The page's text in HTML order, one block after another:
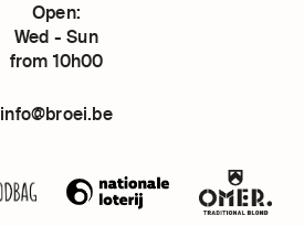
Open:
Wed - Sun
from 10h00
info@broei.be